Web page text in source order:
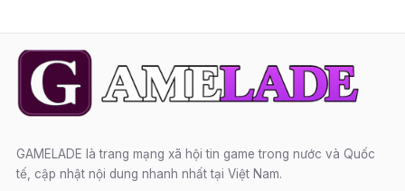
GAMELADE là trang mạng xã hội tin game trong nước và Quốc
tế, cập nhật nội dung nhanh nhất tại Việt Nam.